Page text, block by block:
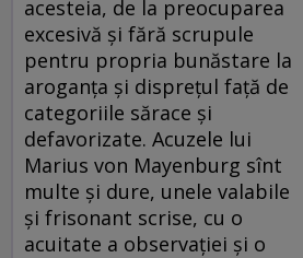
acesteia, de la preocuparea
excesivă şi fără scrupule
pentru propria bunăstare la
aroganţa şi dispreţul faţă de
categoriile sărace şi
defavorizate. Acuzele lui
Marius von Mayenburg sînt
multe şi dure, unele valabile
şi frisonant scrise, cu o
acuitate a observaţiei şi o